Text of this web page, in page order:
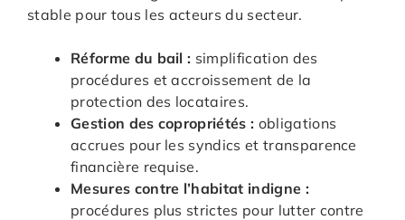
stable pour tous les acteurs du secteur.
Réforme du bail : simplification des
procédures et accroissement de la
protection des locataires.
Gestion des copropriétés : obligations
accrues pour les syndics et transparence
financière requise.
Mesures contre l’habitat indigne :
procédures plus strictes pour lutter contre